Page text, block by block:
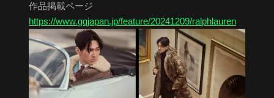
作品掲載ページ
https://www.gqjapan.jp/feature/20241209/ralphlauren